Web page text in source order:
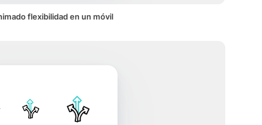
flexibilidad en un móvil